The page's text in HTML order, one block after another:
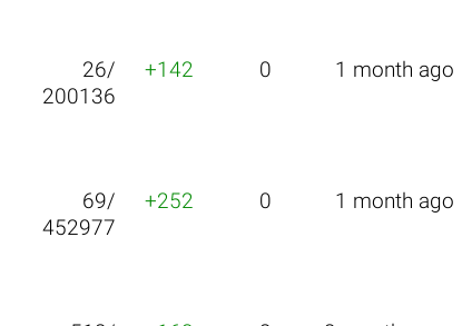
26/
200136
+142 0 1 month ago
69/
452977
+252 0 1 month ago